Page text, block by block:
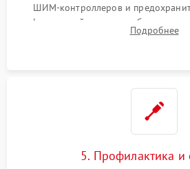
ШИМ-контроллеров и
инфракрасной станции реболлинг
чипа и дефектной памяти
Подробнее
5. Профилактика и